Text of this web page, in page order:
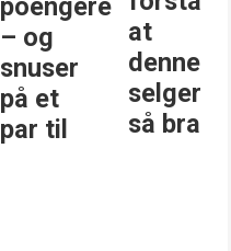
– og
snuser
på et
par til
at
denne
selger
så bra